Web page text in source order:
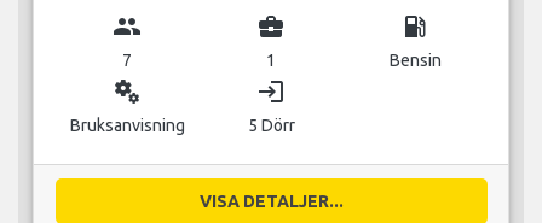
group
7
business_center
1
local_gas_station
Bensin
miscellaneous_services
Bruksanvisning
login
5 Dörr
VISA DETALJER...